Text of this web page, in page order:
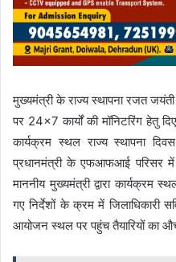
मुख्यमंत्री के राज्य स्थापना रजत
पर 24×7 कार्यों की मॉनिटरिंग हेतु
कार्यक्रम स्थल राज्य स्थापना
प्रधानमंत्री के एफआफआई परिसर में
माननीय मुख्यमंत्री द्वारा कार्यक्रम
गए निर्देशों के क्रम में
आयोजन स्थल पर पहुंच तैयारियों का